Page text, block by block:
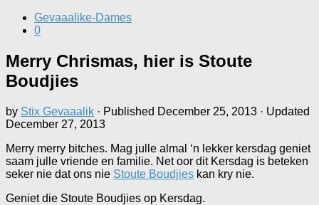
Gevaaalike-Dames
0
Merry Chrismas, hier is Stoute
Boudjies
by Stix Gevaaalik · Published December 25, 2013 · Updated
December 27, 2013
Merry merry bitches. Mag julle almal ‘n lekker kersdag geniet
saam julle vriende en familie. Net oor dit Kersdag is beteken
seker nie dat ons nie Stoute Boudjies kan kry nie.
Geniet die Stoute Boudjies op Kersdag.